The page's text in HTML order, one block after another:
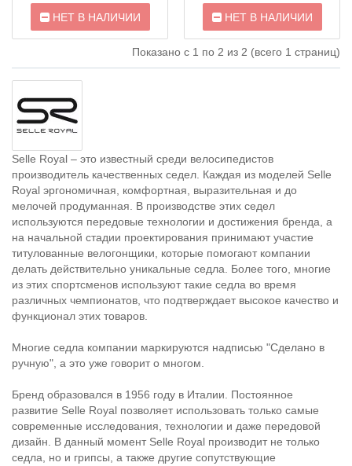
НЕТ В НАЛИЧИИ НЕТ В НАЛИЧИИ
Показано с 1 по 2 из 2 (всего 1 страниц)
Selle Royal – это известный среди велосипедистов
производитель качественных седел. Каждая из моделей Selle
Royal эргономичная, комфортная, выразительная и до
мелочей продуманная. В производстве этих седел
используются передовые технологии и достижения бренда, а
на начальной стадии проектирования принимают участие
титулованные велогонщики, которые помогают компании
делать действительно уникальные седла. Более того, многие
из этих спортсменов используют такие седла во время
различных чемпионатов, что подтверждает высокое качество и
функционал этих товаров.
Многие седла компании маркируются надписью "Сделано в
ручную", а это уже говорит о многом.
Бренд образовался в 1956 году в Италии. Постоянное
развитие Selle Royal позволяет использовать только самые
современные исследования, технологии и даже передовой
дизайн. В данный момент Selle Royal производит не только
седла, но и грипсы, а также другие сопутствующие